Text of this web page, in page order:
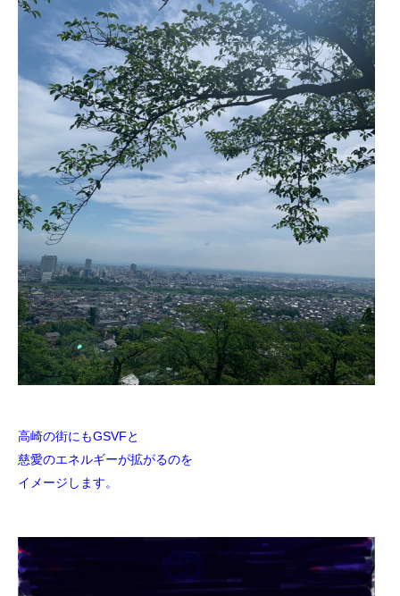
高崎の街にもGSVFと
慈愛のエネルギーが拡がるのを
イメージします。